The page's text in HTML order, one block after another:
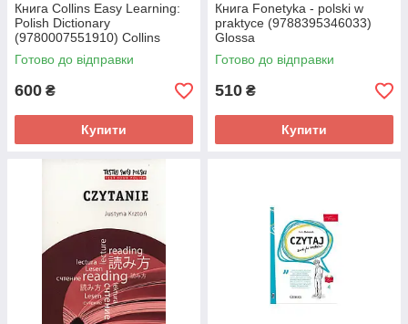
Книга Collins Easy Learning:
Polish Dictionary
(9780007551910) Collins
Готово до відправки
600 ₴
Купити
Книга Fonetyka - polski w
praktyce (9788395346033)
Glossa
Готово до відправки
510 ₴
Купити